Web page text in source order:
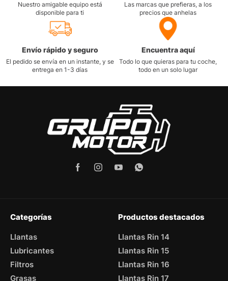
Nuestro amigable equipo está
disponible para ti
Las marcas que prefieras, a los
precios que anhelas
Envío rápido y seguro
El pedido se envía en un instante, y se
entrega en 1-3 días
Encuentra aquí
Todo lo que quieras para tu coche,
todo en un solo lugar
Categorías
Llantas
Lubricantes
Filtros
Grasas
Productos destacados
Llantas Rin 14
Llantas Rin 15
Llantas Rin 16
Llantas Rin 17